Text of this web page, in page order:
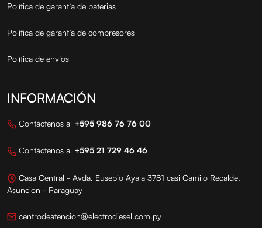
Política de garantía de baterias
Política de garantía de compresores
Política de envíos
INFORMACIÓN
Contáctenos al +595 986 76 76 00
Contáctenos al +595 21 729 46 46
Casa Central - Avda. Eusebio Ayala 3781 casi Camilo Recalde,
Asuncion - Paraguay
centrodeatencion@electrodiesel.com.py